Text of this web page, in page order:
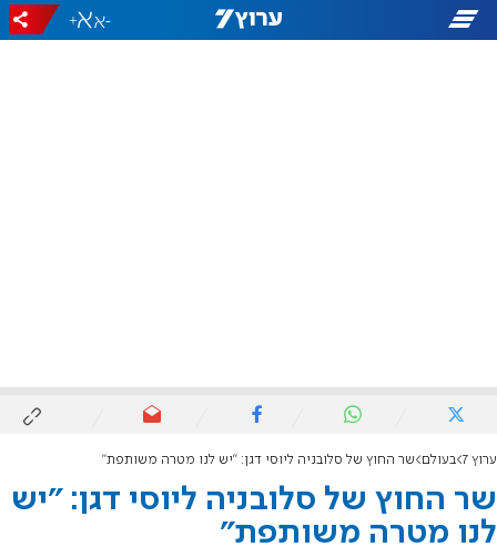
-
+
ערוץ 7 בעולם שר החוץ של סלובניה ליוסי דגן: "יש לנו מטרה משותפת"
שר החוץ של סלובניה ליוסי דגן: "יש
לנו מטרה משותפת"